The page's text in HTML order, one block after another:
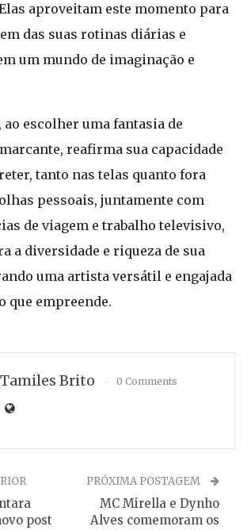
aproveitam este momento para
das suas rotinas diárias e
um mundo de imaginação e
escolher uma fantasia de
reafirma sua capacidade
tanto nas telas quanto fora
pessoais, juntamente com
de viagem e trabalho televisivo,
a diversidade e riqueza de sua
uma artista versátil e engajada
que empreende.
Tamiles Brito 0 Comments
post
PRÓXIMA POSTAGEM
MC Mirella e Dynho
Alves comemoram os